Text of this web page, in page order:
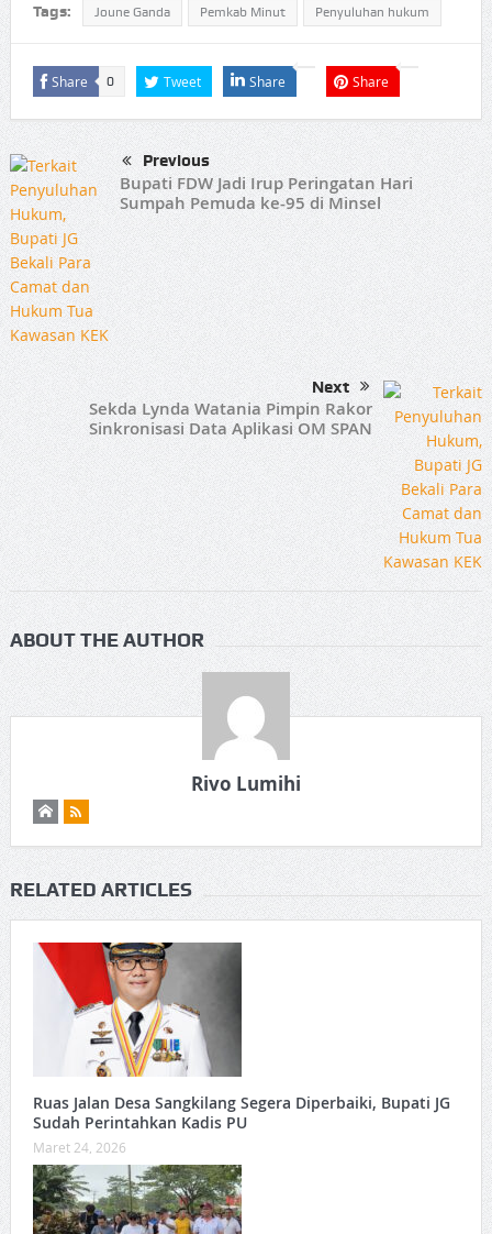
Tags: Joune Ganda Pemkab Minut Penyuluhan hukum
Share 0 Tweet Share Share
Previous
Bupati FDW Jadi Irup Peringatan Hari
Sumpah Pemuda ke-95 di Minsel
Next
Sekda Lynda Watania Pimpin Rakor
Sinkronisasi Data Aplikasi OM SPAN
ABOUT THE AUTHOR
Rivo Lumihi
RELATED ARTICLES
Ruas Jalan Desa Sangkilang Segera Diperbaiki, Bupati JG
Sudah Perintahkan Kadis PU
Maret 24, 2026